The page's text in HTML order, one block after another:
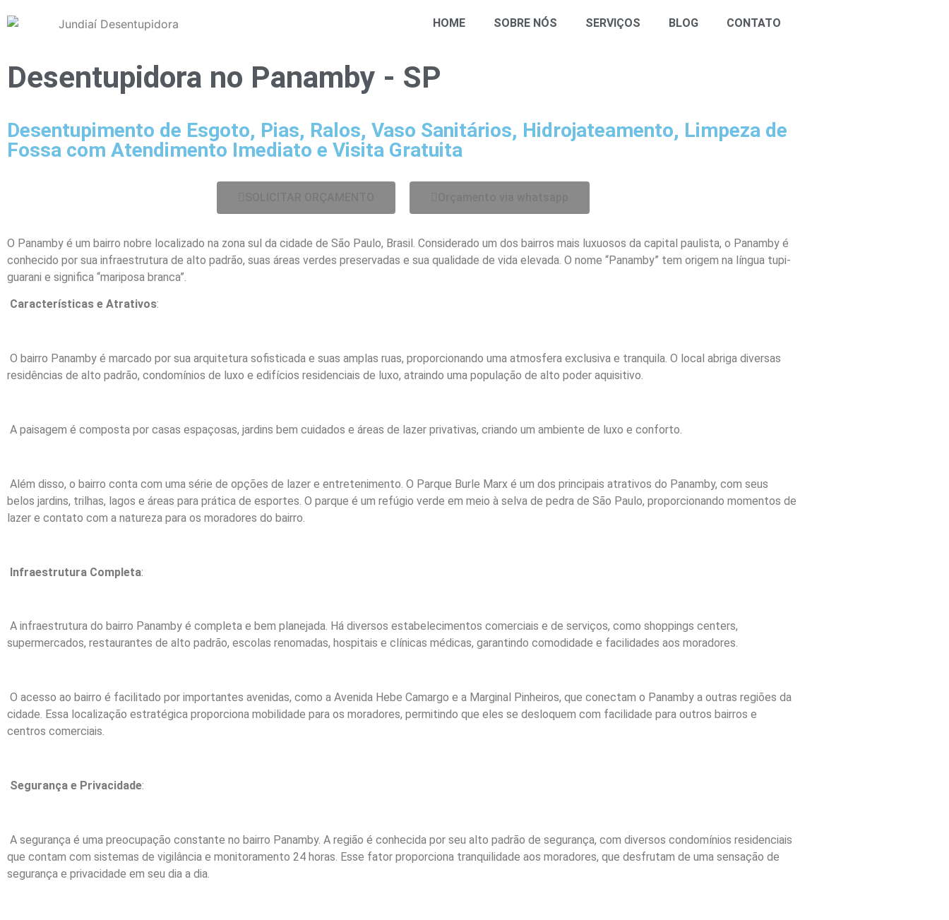
HOME SOBRE NÓS SERVIÇOS BLOG CONTATO
Desentupidora no Panamby - SP
Desentupimento de Esgoto, Pias, Ralos, Vaso Sanitários, Hidrojateamento, Limpeza de
Fossa com Atendimento Imediato e Visita Gratuita
O Panamby é um bairro nobre localizado na zona sul da cidade de São Paulo, Brasil. Considerado um dos bairros mais luxuosos da capital paulista, o Panamby é
conhecido por sua infraestrutura de alto padrão, suas áreas verdes preservadas e sua qualidade de vida elevada. O nome “Panamby” tem origem na língua tupi-
guarani e significa “mariposa branca”.
Características e Atrativos:
O bairro Panamby é marcado por sua arquitetura sofisticada e suas amplas ruas, proporcionando uma atmosfera exclusiva e tranquila. O local abriga diversas
residências de alto padrão, condomínios de luxo e edifícios residenciais de luxo, atraindo uma população de alto poder aquisitivo.
A paisagem é composta por casas espaçosas, jardins bem cuidados e áreas de lazer privativas, criando um ambiente de luxo e conforto.
Além disso, o bairro conta com uma série de opções de lazer e entretenimento. O Parque Burle Marx é um dos principais atrativos do Panamby, com seus
belos jardins, trilhas, lagos e áreas para prática de esportes. O parque é um refúgio verde em meio à selva de pedra de São Paulo, proporcionando momentos de
lazer e contato com a natureza para os moradores do bairro.
Infraestrutura Completa:
A infraestrutura do bairro Panamby é completa e bem planejada. Há diversos estabelecimentos comerciais e de serviços, como shoppings centers,
supermercados, restaurantes de alto padrão, escolas renomadas, hospitais e clínicas médicas, garantindo comodidade e facilidades aos moradores.
O acesso ao bairro é facilitado por importantes avenidas, como a Avenida Hebe Camargo e a Marginal Pinheiros, que conectam o Panamby a outras regiões da
cidade. Essa localização estratégica proporciona mobilidade para os moradores, permitindo que eles se desloquem com facilidade para outros bairros e
centros comerciais.
Segurança e Privacidade:
A segurança é uma preocupação constante no bairro Panamby. A região é conhecida por seu alto padrão de segurança, com diversos condomínios residenciais
que contam com sistemas de vigilância e monitoramento 24 horas. Esse fator proporciona tranquilidade aos moradores, que desfrutam de uma sensação de
segurança e privacidade em seu dia a dia.